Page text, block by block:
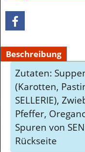
Beschreibung
Zutaten:
(Karotten,
SELLERIE),
Pfeffer,
Spuren von
Rückseite